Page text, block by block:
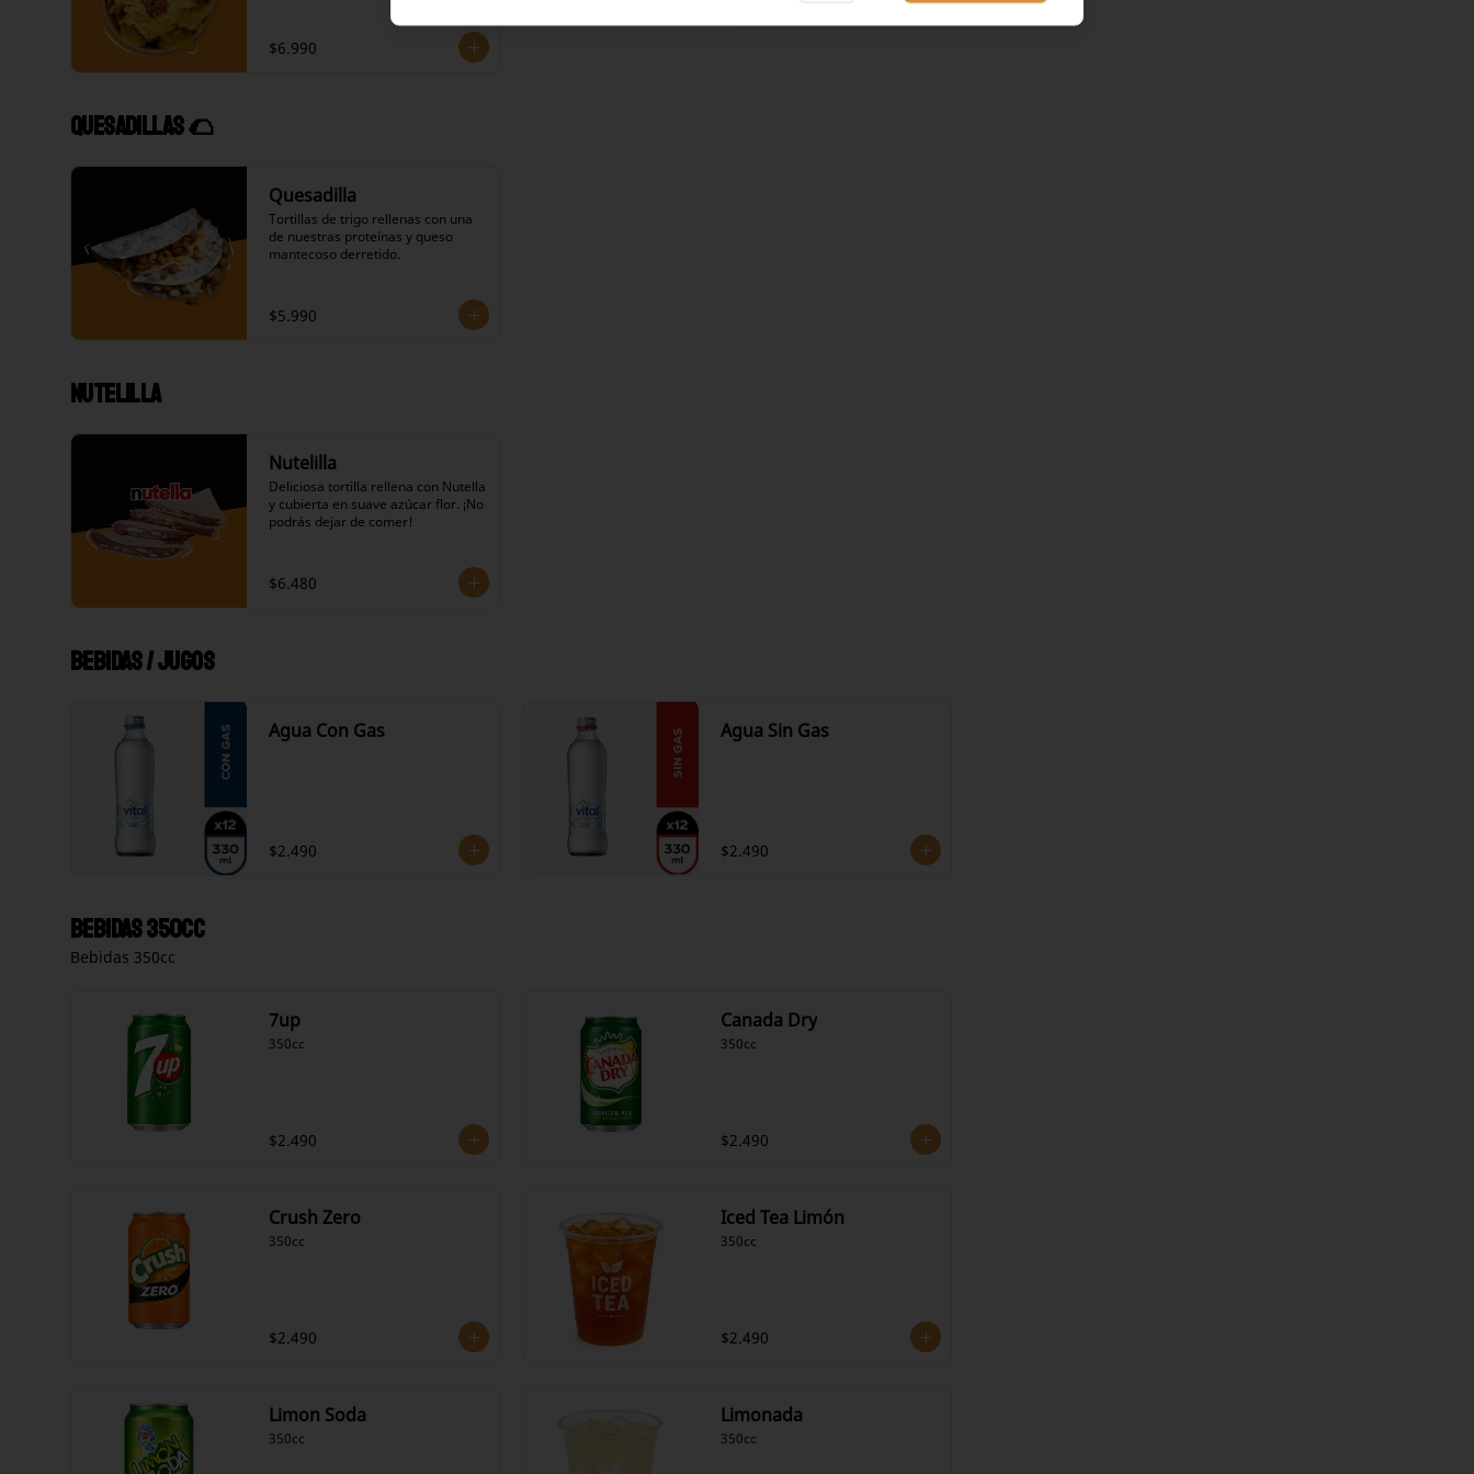
$6.990
Quesadillas 🌮
Quesadilla
Tortillas de trigo rellenas con una
de nuestras proteínas y queso
mantecoso derretido.
$5.990
Nutelilla
Nutelilla
Deliciosa tortilla rellena con Nutella
y cubierta en suave azúcar flor. ¡No
podrás dejar de comer!
$6.480
Bebidas / Jugos
Agua Con Gas
$2.490
Agua Sin Gas
$2.490
Bebidas 350cc
Bebidas 350cc
7up
350cc
$2.490
Canada Dry
350cc
$2.490
Crush Zero
350cc
$2.490
Iced Tea Limón
350cc
$2.490
Limon Soda
350cc
Limonada
350cc